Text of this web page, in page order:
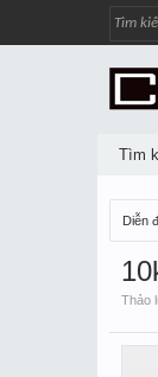
Diễn
Thảo
Tìm